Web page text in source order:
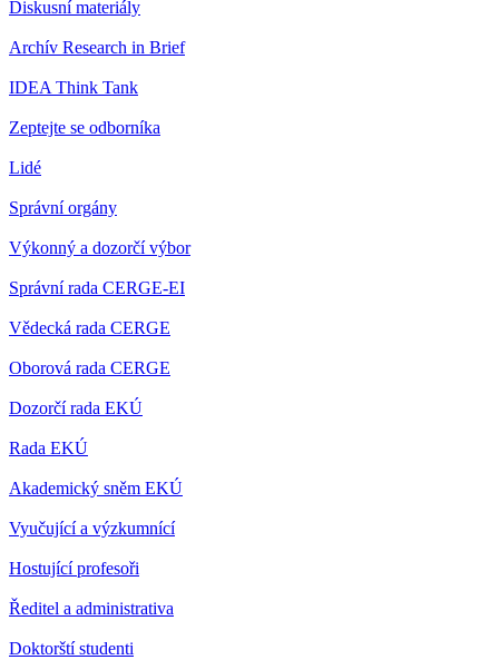
Diskusní materiály
Archív Research in Brief
IDEA Think Tank
Zeptejte se odborníka
Lidé
Správní orgány
Výkonný a dozorčí výbor
Správní rada CERGE-EI
Vědecká rada CERGE
Oborová rada CERGE
Dozorčí rada EKÚ
Rada EKÚ
Akademický sněm EKÚ
Vyučující a výzkumnící
Hostující profesoři
Ředitel a administrativa
Doktorští studenti